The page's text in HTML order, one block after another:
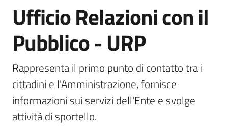
Amministrazione
Menu selezionato
Novità
Servizi
Vivere
Castel
Maggiore
Salta al contenuto
Ufficio Relazioni con il
Pubblico - URP
Rappresenta il primo punto di contatto tra i
cittadini e l'Amministrazione, fornisce
informazioni sui servizi dell'Ente e svolge